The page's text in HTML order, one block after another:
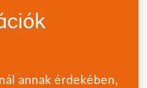
annak érdekében,